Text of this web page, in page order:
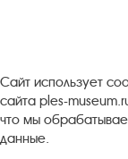
Сайт использует
сайта ples-
что мы
данные.